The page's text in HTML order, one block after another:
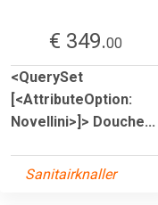
€ 349.00
<QuerySet
[<AttributeOption:
Novellini>]> Douche...
Sanitairknaller